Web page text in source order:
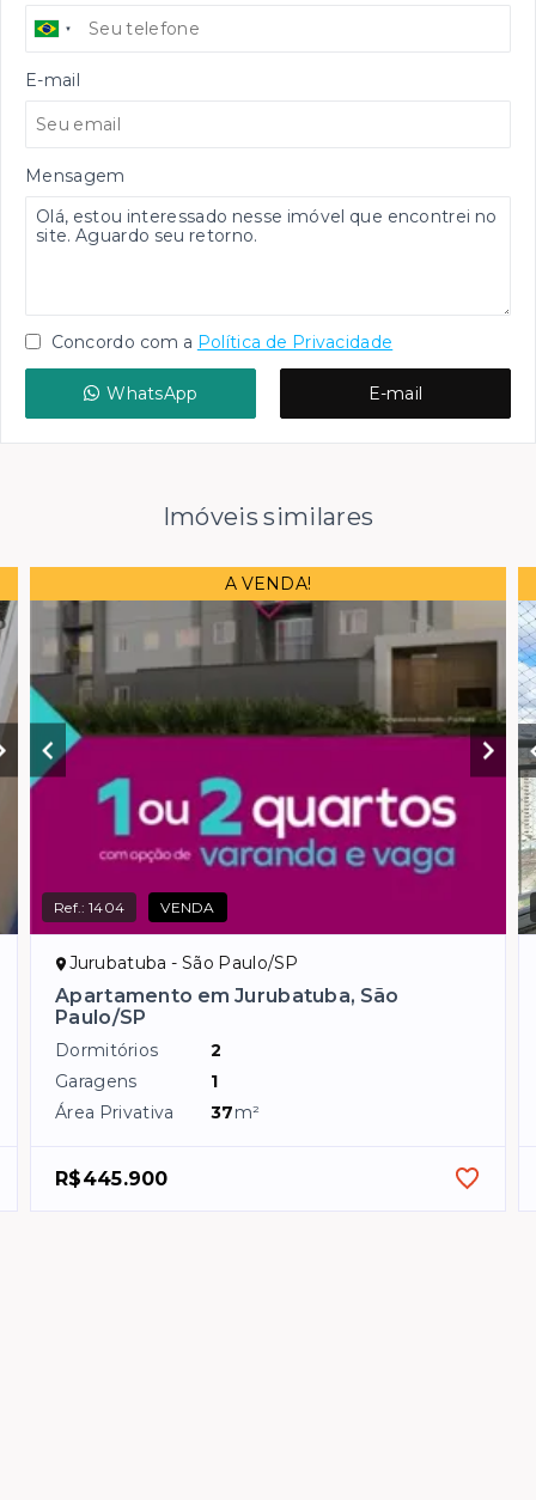
E-mail
Mensagem
Concordo com a Política de Privacidade
WhatsApp E-mail
Imóveis similares
A VENDA!
Ref.:1404 VENDA
Jurubatuba - São Paulo/SP
Apartamento em Jurubatuba, São
Paulo/SP
Dormitórios
2
Garagens
1
Área Privativa
37m²
R$445.900